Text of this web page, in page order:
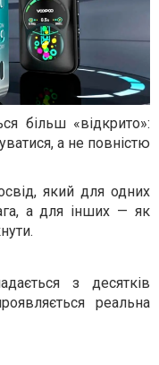
більш «відкрито»:
а не повністю
який для одних
а для інших — як
з десятків
реальна